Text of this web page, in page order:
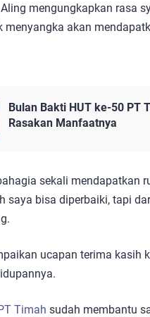
mengungkapkan rasa
menyangka akan
Bulan Bakti HUT ke-50 PT
Rasakan Manfaatnya
sekali mendapatkan
saya bisa diperbaiki, tapi
ucapan terima kasih
Timah sudah membantu